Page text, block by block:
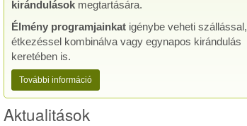
kirándulások megtartására.
Élmény programjainkat igénybe veheti szállással,
étkezéssel kombinálva vagy egynapos kirándulás
keretében is.
További információ
Aktualitások